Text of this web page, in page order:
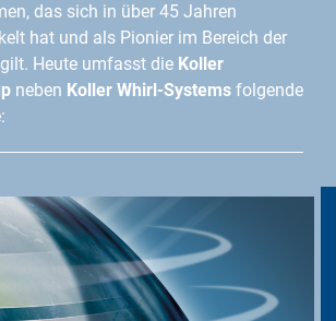
das sich in über 45 Jahren
hat und als Pionier im Bereich der
Heute umfasst die Koller
neben Koller Whirl-Systems folgende